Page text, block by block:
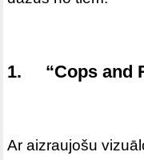
1. “Cops and
Ar aizraujošu